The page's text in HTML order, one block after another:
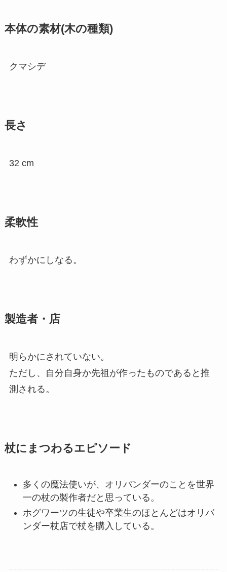
本体の素材(木の種類)
クマシデ
長さ
32 cm
柔軟性
わずかにしなる。
製造者・店
明らかにされていない。
ただし、自分自身か先祖が作ったものであると推
測される。
杖にまつわるエピソード
多くの魔法使いが、オリバンダーのことを世界
一の杖の製作者だと思っている。
ホグワーツの生徒や卒業生のほとんどはオリバ
ンダー杖店で杖を購入している。